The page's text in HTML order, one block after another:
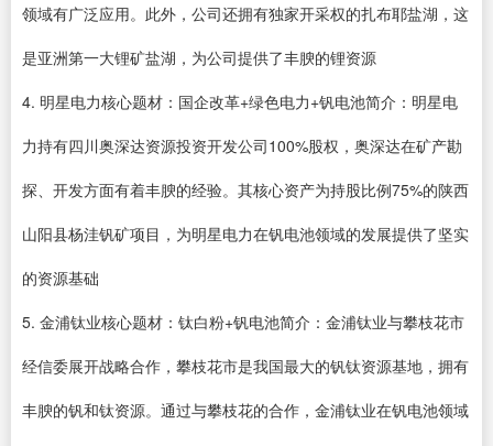
领域有广泛应用。此外，公司还拥有独家开采权的扎布耶盐湖，这
是亚洲第一大锂矿盐湖，为公司提供了丰腴的锂资源
4. 明星电力核心题材：国企改革+绿色电力+钒电池简介：明星电
力持有四川奥深达资源投资开发公司100%股权，奥深达在矿产勘
探、开发方面有着丰腴的经验。其核心资产为持股比例75%的陕西
山阳县杨洼钒矿项目，为明星电力在钒电池领域的发展提供了坚实
的资源基础
5. 金浦钛业核心题材：钛白粉+钒电池简介：金浦钛业与攀枝花市
经信委展开战略合作，攀枝花市是我国最大的钒钛资源基地，拥有
丰腴的钒和钛资源。通过与攀枝花的合作，金浦钛业在钒电池领域